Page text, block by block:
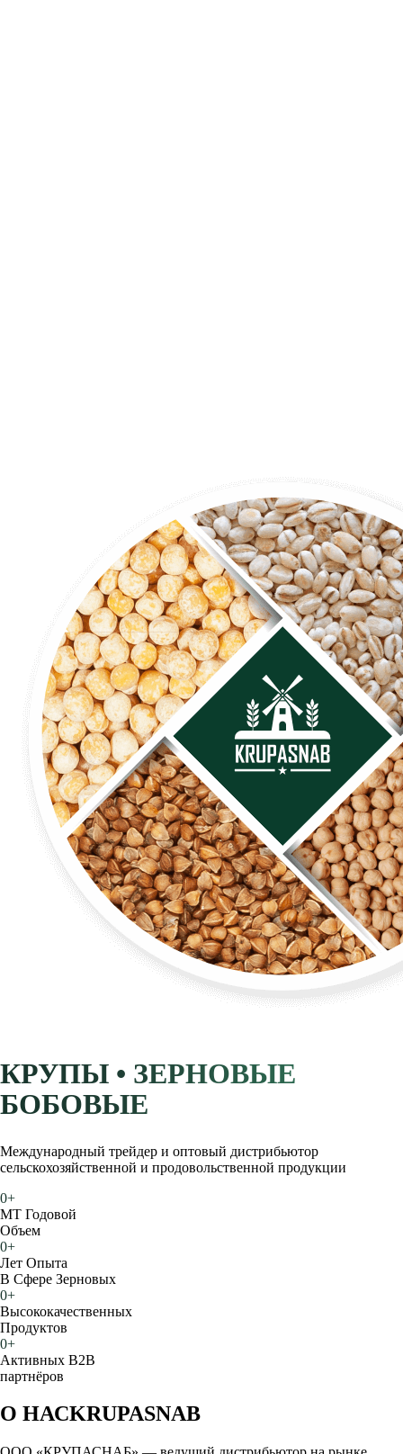
КРУПЫ • ЗЕРНОВЫЕ
БОБОВЫЕ
Международный трейдер и оптовый дистрибьютор
сельскохозяйственной и продовольственной продукции
0+
МТ Годовой
Объем
0+
Лет Опыта
В Сфере Зерновых
0+
Высококачественных
Продуктов
0+
Активных B2B
партнёров
О НАСKRUPASNAB